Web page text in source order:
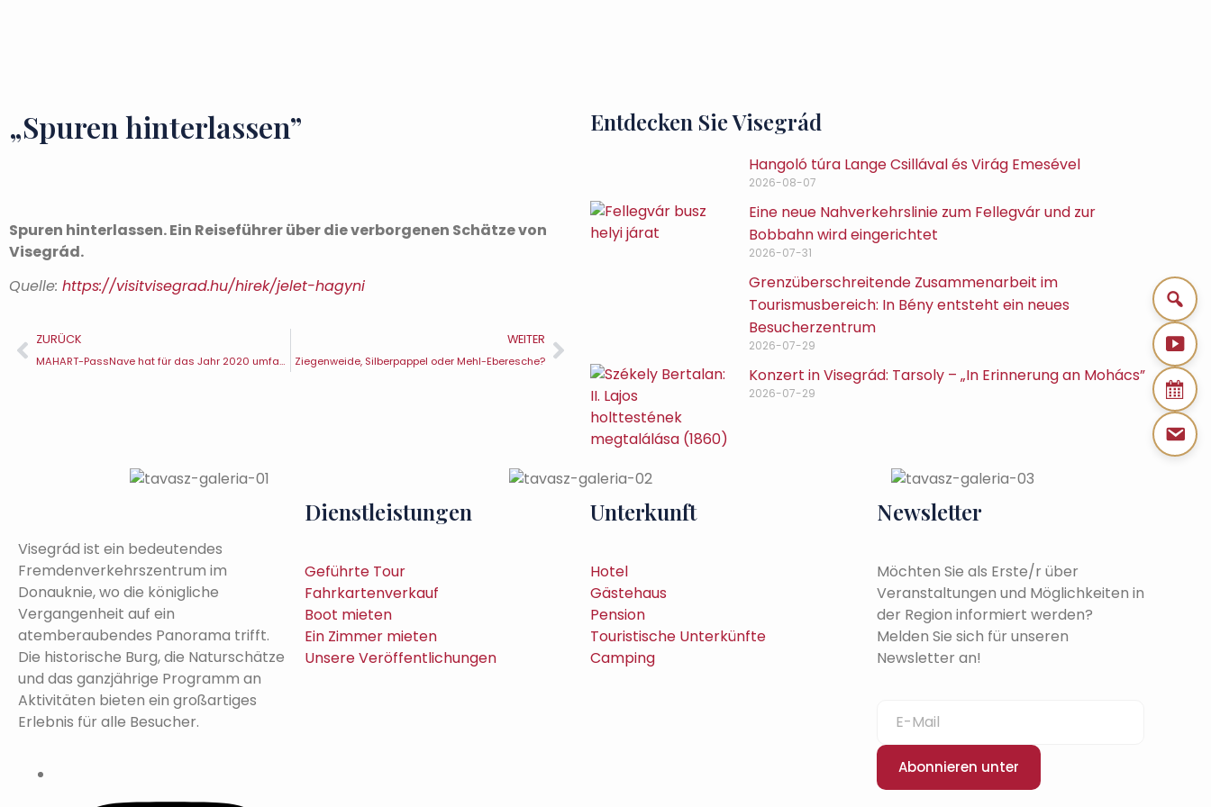
„Spuren hinterlassen”
Spuren hinterlassen. Ein Reiseführer über die verborgenen Schätze von
Visegrád.
Quelle: https://visitvisegrad.hu/hirek/jelet-hagyni
ZURÜCK
MAHART-PassNave hat für das Jahr 2020 umfangreiche Verbesserungen im Donauknie angekündigt
WEITER
Ziegenweide, Silberpappel oder Mehl-Eberesche?
Entdecken Sie Visegrád
Hangoló túra Lange Csillával és Virág Emesével
2026-08-07
Eine neue Nahverkehrslinie zum Fellegvár und zur
Bobbahn wird eingerichtet
2026-07-31
Grenzüberschreitende Zusammenarbeit im
Tourismusbereich: In Bény entsteht ein neues
Besucherzentrum
2026-07-29
Konzert in Visegrád: Tarsoly – „In Erinnerung an Mohács”
2026-07-29
Visegrád ist ein bedeutendes
Fremdenverkehrszentrum im
Donauknie, wo die königliche
Vergangenheit auf ein
atemberaubendes Panorama trifft.
Die historische Burg, die Naturschätze
und das ganzjährige Programm an
Aktivitäten bieten ein großartiges
Erlebnis für alle Besucher.
Dienstleistungen
Geführte Tour
Fahrkartenverkauf
Boot mieten
Ein Zimmer mieten
Unsere Veröffentlichungen
Unterkunft
Hotel
Gästehaus
Pension
Touristische Unterkünfte
Camping
Newsletter
Möchten Sie als Erste/r über
Veranstaltungen und Möglichkeiten in
der Region informiert werden?
Melden Sie sich für unseren
Newsletter an!
Abonnieren unter